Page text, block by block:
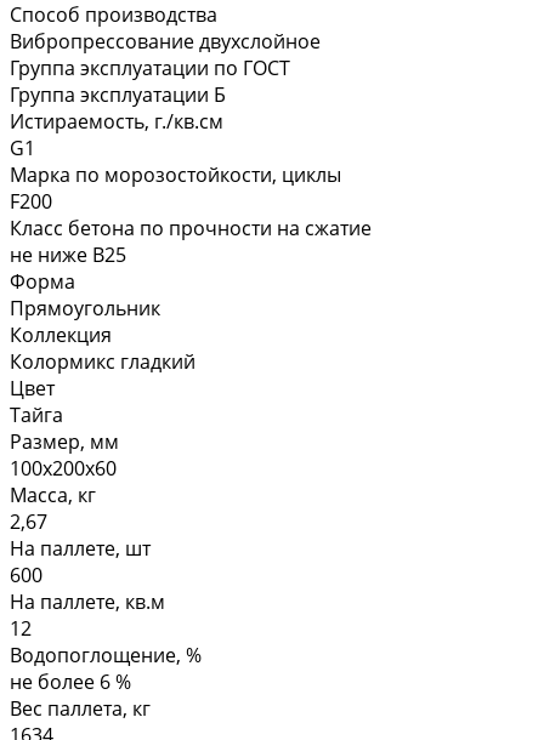
Способ производства
Вибропрессование двухслойное
Группа эксплуатации по ГОСТ
Группа эксплуатации Б
Истираемость, г./кв.см
G1
Марка по морозостойкости, циклы
F200
Класс бетона по прочности на сжатие
не ниже В25
Форма
Прямоугольник
Коллекция
Колормикс гладкий
Цвет
Тайга
Размер, мм
100х200х60
Масса, кг
2,67
На паллете, шт
600
На паллете, кв.м
12
Водопоглощение, %
не более 6 %
Вес паллета, кг